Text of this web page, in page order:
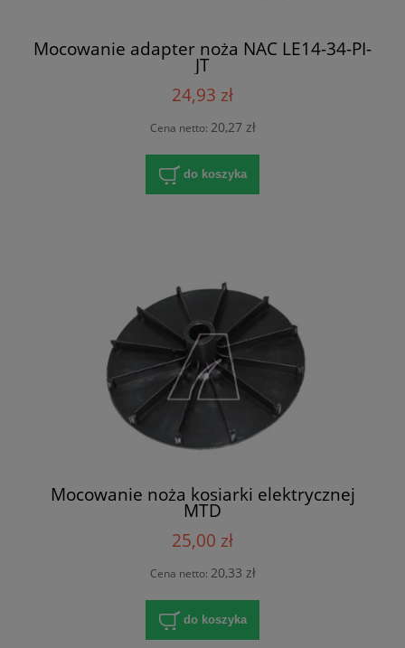
Mocowanie adapter noża NAC LE14-34-PI-
JT
24,93 zł
Cena netto: 20,27 zł
do koszyka
Mocowanie noża kosiarki elektrycznej
MTD
25,00 zł
Cena netto: 20,33 zł
do koszyka